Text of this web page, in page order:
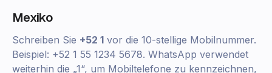
Mexiko
Schreiben Sie +52 1 vor die 10-stellige Mobilnummer.
Beispiel: +52 1 55 1234 5678. WhatsApp verwendet
weiterhin die „1“, um Mobiltelefone zu kennzeichnen,